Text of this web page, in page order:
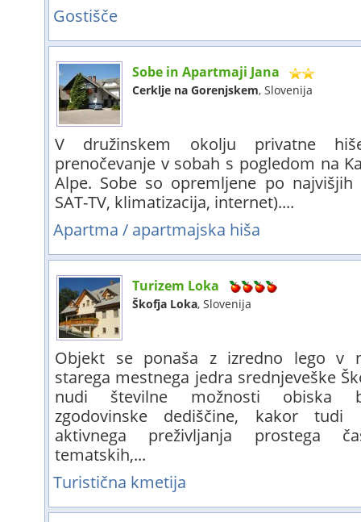
Gostišče
Sobe in Apartmaji Jana
Cerklje na Gorenjskem, Slovenija
V družinskem okolju privatne
prenočevanje v sobah s pogledom na
Alpe. Sobe so opremljene po najvišjih
SAT-TV, klimatizacija, internet)....
Apartma / apartmajska hiša
Turizem Loka
Škofja Loka, Slovenija
Objekt se ponaša z izredno lego v
starega mestnega jedra srednjeveške
nudi številne možnosti obiska
zgodovinske dediščine, kakor tudi
aktivnega preživljanja prostega
tematskih,...
Turistična kmetija